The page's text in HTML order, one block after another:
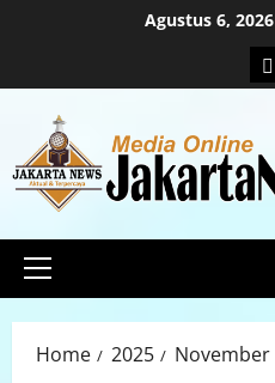
Agustus 6, 2026
Home 2025 November